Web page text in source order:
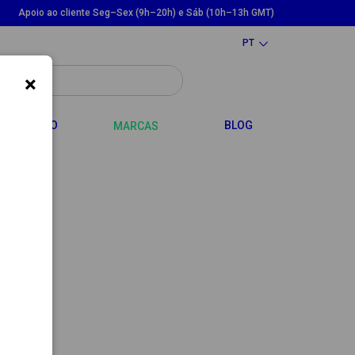
Apoio ao cliente Seg–Sex (9h–20h) e Sáb (10h–13h GMT)
PT
DROPDOWN
CABELOTOGGLE DROPDOWN
MARCAS BLOG
×